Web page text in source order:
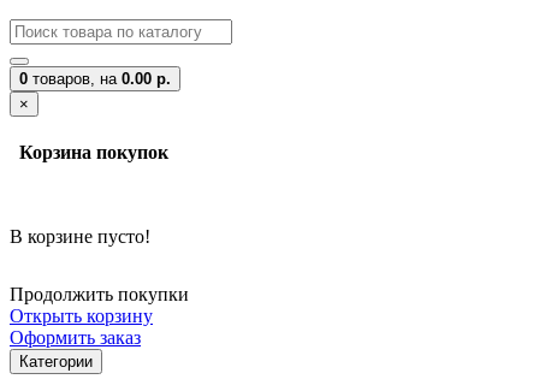
0 товаров, на 0.00 р.
×
Корзина покупок
В корзине пусто!
Продолжить покупки
Открыть корзину
Оформить заказ
Категории